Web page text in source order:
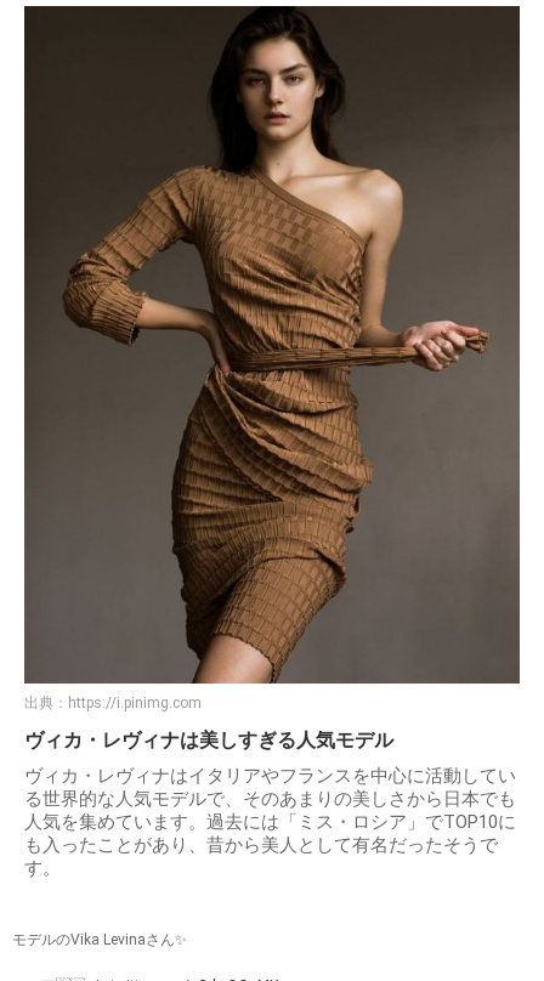
出典： https://i.pinimg.com
ヴィカ・レヴィナは美しすぎる人気モデル
ヴィカ・レヴィナはイタリアやフランスを中心に活動してい
る世界的な人気モデルで、そのあまりの美しさから日本でも
人気を集めています。過去には「ミス・ロシア」でTOP10に
も入ったことがあり、昔から美人として有名だったそうで
す。
モデルのVika Levinaさん✨